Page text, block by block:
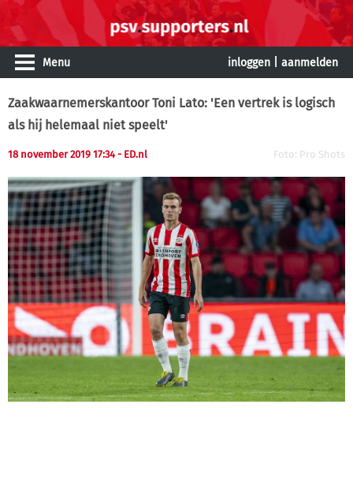
Menu inloggen aanmelden
Zaakwaarnemerskantoor Toni Lato: 'Een vertrek is logisch
als hij helemaal niet speelt'
18 november 2019 17:34 - ED.nl Foto: Pro Shots